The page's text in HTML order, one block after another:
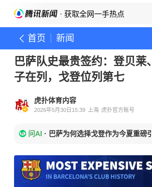
· 获取全网一手热点
首页 新闻
巴萨队史最贵签约：登贝莱
子在列，戈登位列第七
虎扑体育内容
2026年5月30日15:39 上海 虎扑官方账号
问AI · 巴萨为何选择戈登作为今夏重磅